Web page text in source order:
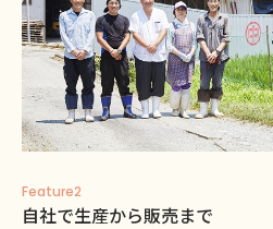
Feature2
自社で生産から販売まで